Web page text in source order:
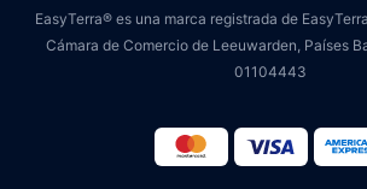
EasyTerra® es una marca registrada de
Cámara de Comercio de Leeuwarden, Países
01104443